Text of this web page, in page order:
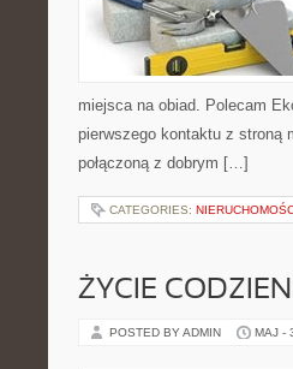
miejsca na obiad. Polecam
pierwszego kontaktu z stroną
połączoną z dobrym […]
CATEGORIES:
ŻYCIE
POSTED BY ADMIN MAJ -